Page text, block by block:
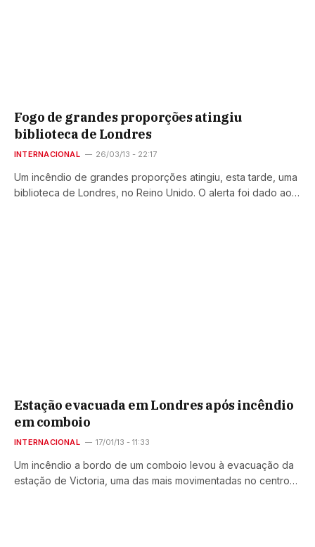
Fogo de grandes proporções atingiu
biblioteca de Londres
INTERNACIONAL 26/03/13 - 22:17
Um incêndio de grandes proporções atingiu, esta tarde, uma
biblioteca de Londres, no Reino Unido. O alerta foi dado ao…
Estação evacuada em Londres após incêndio
em comboio
INTERNACIONAL 17/01/13 - 11:33
Um incêndio a bordo de um comboio levou à evacuação da
estação de Victoria, uma das mais movimentadas no centro…